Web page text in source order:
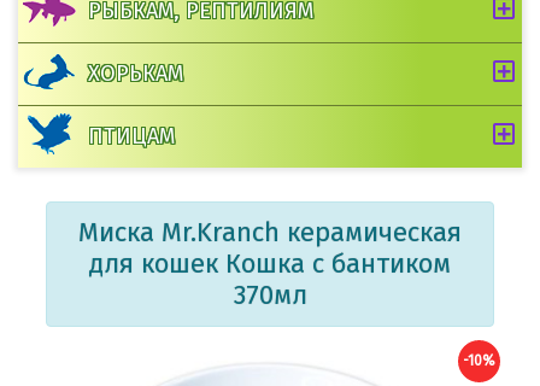
РЫБКАМ, РЕПТИЛИЯМ
ХОРЬКАМ
ПТИЦАМ
Миска Mr.Kranch керамическая
для кошек Кошка с бантиком
370мл
-10%